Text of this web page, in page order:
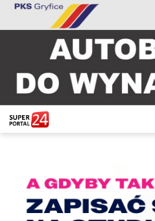
STRONA GŁÓWNA
POWIAT GRYFICKI
WIADOMOŚCI Z LASU
STUDIO SUPERPORTALU
KONTAKT